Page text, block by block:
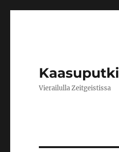
Kaasuputki
Vierailulla Zeitgeistissa